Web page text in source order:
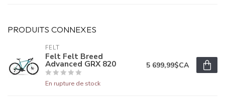
PRODUITS CONNEXES
FELT
Felt Felt Breed
Advanced GRX 820
En rupture de stock
5 699,99$CA